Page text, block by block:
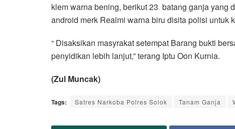
klem warna bening, berikut 23 batang ganja yang
android merk Realmi warna biru disita polisi
“ Disaksikan masyrakat setempat Barang bukti
penyidikan lebih lanjut,” terang Iptu Oon Kurnia.
(Zul Muncak)
Tags: Satres Narkoba Polres Solok Tanam Ganja